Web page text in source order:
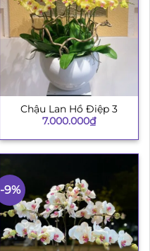
Chậu Lan Hồ Điệp 3
7.000.000₫
-9%